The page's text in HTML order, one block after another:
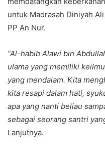
untuk Madrasah Diniyah
PP An Nur.
“Al-habib Alawi bin
ulama yang memiliki
yang mendalam. Kita
kita resapi dalam hati,
apa yang nanti beliau
sebagai seorang santri
Lanjutnya.